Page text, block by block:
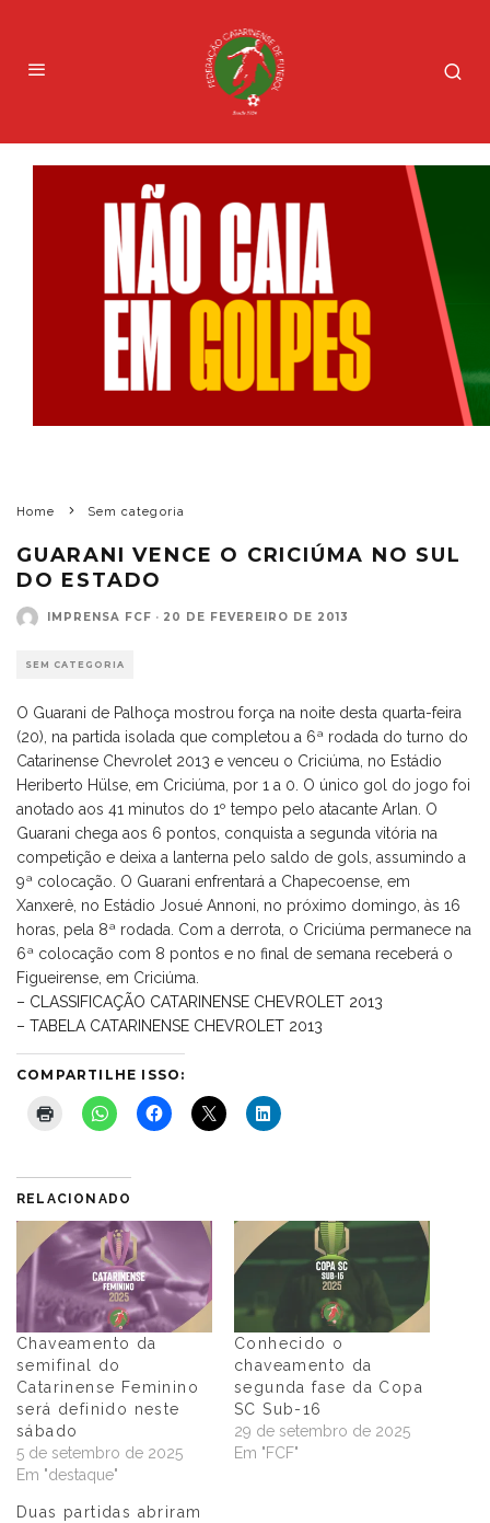
Home Sem categoria
GUARANI VENCE O CRICIÚMA NO SUL
DO ESTADO
IMPRENSA FCF · 20 DE FEVEREIRO DE 2013
SEM CATEGORIA
O Guarani de Palhoça mostrou força na noite desta quarta-feira
(20), na partida isolada que completou a 6ª rodada do turno do
Catarinense Chevrolet 2013 e venceu o Criciúma, no Estádio
Heriberto Hülse, em Criciúma, por 1 a 0. O único gol do jogo foi
anotado aos 41 minutos do 1º tempo pelo atacante Arlan. O
Guarani chega aos 6 pontos, conquista a segunda vitória na
competição e deixa a lanterna pelo saldo de gols, assumindo a
9ª colocação. O Guarani enfrentará a Chapecoense, em
Xanxerê, no Estádio Josué Annoni, no próximo domingo, às 16
horas, pela 8ª rodada. Com a derrota, o Criciúma permanece na
6ª colocação com 8 pontos e no final de semana receberá o
Figueirense, em Criciúma.
– CLASSIFICAÇÃO CATARINENSE CHEVROLET 2013
– TABELA CATARINENSE CHEVROLET 2013
COMPARTILHE ISSO:
RELACIONADO
Chaveamento da
semifinal do
Catarinense Feminino
será definido neste
sábado
5 de setembro de 2025
Em "destaque"
Conhecido o
chaveamento da
segunda fase da Copa
SC Sub-16
29 de setembro de 2025
Em "FCF"
Duas partidas abriram